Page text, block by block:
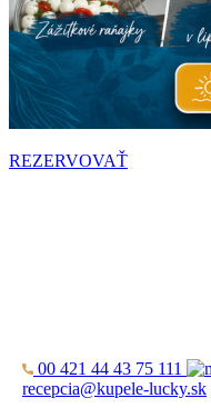
REZERVOVAŤ
00 421 44 43 75 111
recepcia@kupele-lucky.sk